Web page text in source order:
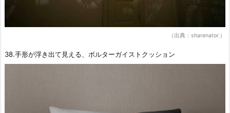
（出典：sharenator.）
38.手形が浮き出て見える、ボルターガイストクッション